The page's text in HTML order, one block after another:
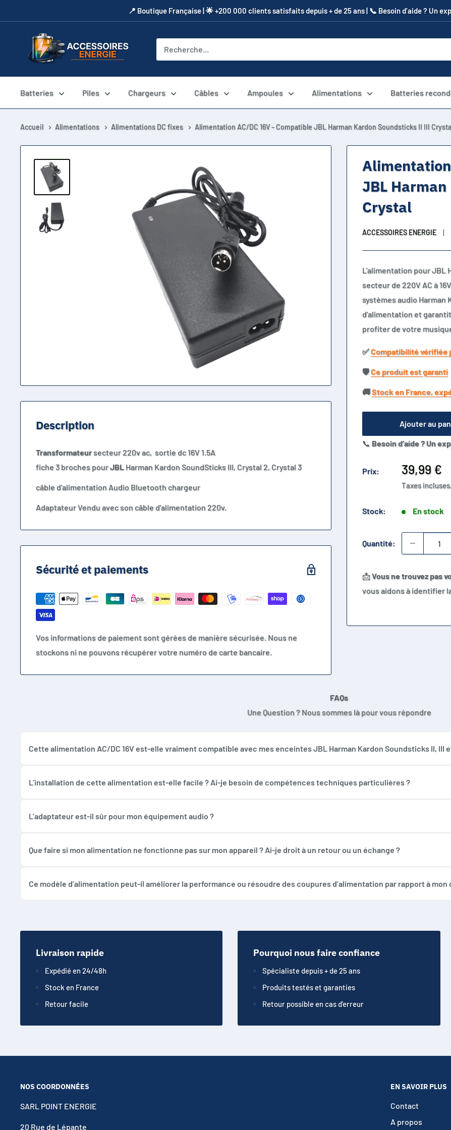
au
​📍​ Boutique Française | 🌟 +200 000 clients satisfaits depuis + de 25 ans | 📞​ Besoin d’aide ? Un
Accessoires
Energie
Batteries Piles Chargeurs Câbles Ampoules Alimentations Batteries
Accueil Alimentations Alimentations DC fixes Alimentation AC/DC 16V – Compatible JBL Harman Kardon Soundsticks II III
JBL
Crystal
ACCESSOIRES ENERGIE
L'alimentation pour JBL
secteur de 220V AC à
systèmes audio Harman
d'alimentation et
profiter de votre
✅​Compatibilité vérifiée
🛡️​Ce produit est garanti
🚚​Stock en France,
Ajouter au
📞 Besoin d’aide ? Un
Prix:
Prix
réduit
39,99 €
Taxes
Stock: En stock
Quantité:
📩Vous ne trouvez pas
vous aidons à identifier
Description
Transformateursecteur 220v ac, sortie dc 16V 1.5A
fiche 3 broches pourJBL Harman Kardon SoundSticks III, Crystal 2, Crystal 3
câble d'alimentation Audio Bluetooth chargeur
Adaptateur Vendu avec son câble d'alimentation 220v.
Sécurité et paiements
Vos informations de paiement sont gérées de manière sécurisée. Nous ne
stockons ni ne pouvons récupérer votre numéro de carte bancaire.
FAQs
Une Question ? Nous sommes là pour vous répondre
Cette alimentation AC/DC 16V est-elle vraiment compatible avec mes enceintes JBL Harman Kardon Soundsticks II, III
L’installation de cette alimentation est-elle facile ? Ai-je besoin de compétences techniques particulières ?
L’adaptateur est-il sûr pour mon équipement audio ?
Que faire si mon alimentation ne fonctionne pas sur mon appareil ? Ai-je droit à un retour ou un échange ?
Ce modèle d’alimentation peut-il améliorer la performance ou résoudre des coupures d’alimentation par rapport à mon
Livraison rapide
Expédié en 24/48h
Stock en France
Retour facile
Pourquoi nous faire confiance
Spécialiste depuis + de 25 ans
Produits testés et garanties
Retour possible en cas d'erreur
NOS COORDONNÉES
SARL POINT ENERGIE
20 Rue de Lépante
EN SAVOIR PLUS
Contact
A propos